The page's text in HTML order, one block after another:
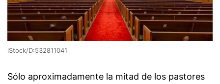
iStock/D:532811041
Sólo aproximadamente la mitad de los pastores